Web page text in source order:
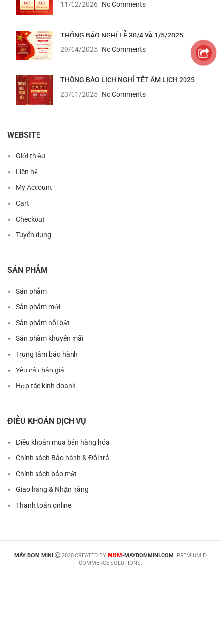
11/02/2026
No Comments
THÔNG BÁO NGHỈ LỄ 30/4 VÀ 1/5/2025
29/04/2025 No Comments
THÔNG BÁO LỊCH NGHỈ TẾT ÂM LỊCH 2025
23/01/2025 No Comments
WEBSITE
Giới thiệu
Liên hệ
My Account
Cart
Checkout
Tuyển dụng
SẢN PHẨM
Sản phẩm
Sản phẩm mới
Sản phẩm nổi bật
Sản phẩm khuyến mãi
Trung tâm bảo hành
Yêu cầu báo giá
Hợp tác kinh doanh
ĐIỀU KHOẢN DỊCH VỤ
Điều khoản mua bán hàng hóa
Chính sách Bảo hành & Đổi trả
Chính sách bảo mật
Giao hàng & Nhận hàng
Thanh toán online
MÁY BƠM MINI 2020 CREATED BY MBM-MAYBOMMINI.COM . PREMIUM E-
COMMERCE SOLUTIONS.